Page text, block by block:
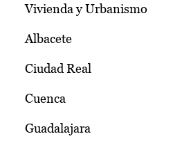
Vivienda y Urbanismo
Albacete
Ciudad Real
Cuenca
Guadalajara